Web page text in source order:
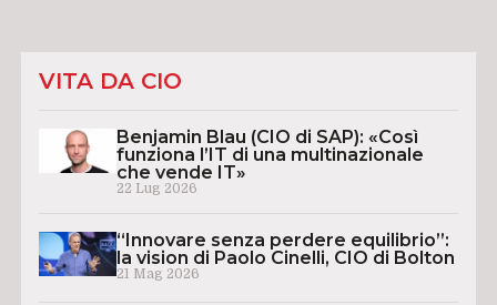
VITA DA CIO
Benjamin Blau (CIO di SAP): «Così
funziona l’IT di una multinazionale
che vende IT»
22 Lug 2026
“Innovare senza perdere equilibrio”:
la vision di Paolo Cinelli, CIO di Bolton
21 Mag 2026